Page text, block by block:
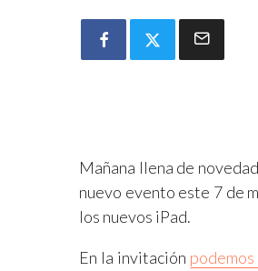
Mañana llena de
nuevo evento este 7 de
los nuevos iPad.
En la invitación podemos